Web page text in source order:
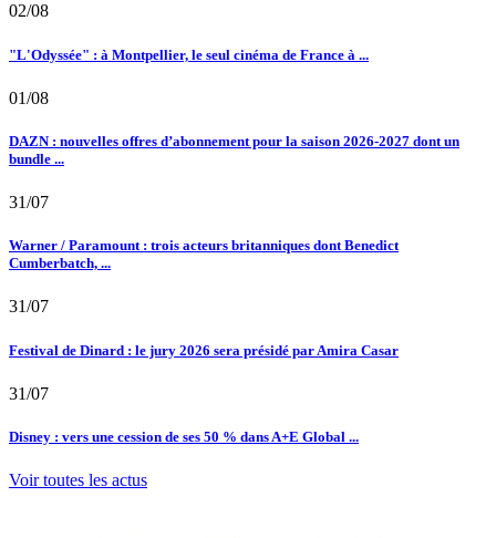
02/08
"L'Odyssée" : à Montpellier, le seul cinéma de France à ...
01/08
DAZN : nouvelles offres d’abonnement pour la saison 2026-2027 dont un
bundle ...
31/07
Warner / Paramount : trois acteurs britanniques dont Benedict
Cumberbatch, ...
31/07
Festival de Dinard : le jury 2026 sera présidé par Amira Casar
31/07
Disney : vers une cession de ses 50 % dans A+E Global ...
Voir toutes les actus